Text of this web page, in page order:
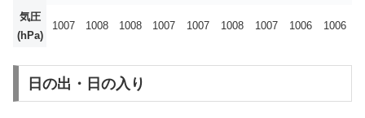
気圧
(hPa)
1007 1008 1008 1007 1007 1008 1007 1006 1006
日の出・日の入り